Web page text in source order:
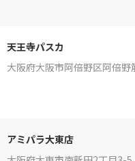
天王寺パスカ
大阪府大阪市阿倍野区阿倍野
アミパラ大東店